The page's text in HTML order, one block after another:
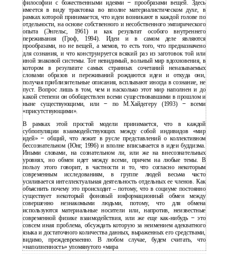
философии с божественными идеями−прообразами вещей. Здесь
имеется в виду трактовка во вполне материалистическом духе, в
рамках которой принимается, что идеи возникают в каждой голове по
отдельности, на основе собственного и несобственного эмпирического
опыта (Энгельс, 1961) и как результат особого внутреннего
переживания (Гроф, 1994). Идеи и в самом деле являются
прообразами, но не вещей, а мемов, то есть того, что предназначено
для сознания, и что конструируется всякий раз из заготовок той или
иной знаковой системы. Тот невидимый, вольный мир вдохновения, в
котором в результате самых странных сочетаний неназываемых
словами образов и переживаний рождаются идеи и откуда они,
получая приблизительные описания, всплывают иногда в сознание, не
пуст. Вопрос лишь в том, чем и насколько этот мир наполнен и до
какой степени он обобществлен всеми существовавшими в прошлом и
ныне существующими, или− по М.Хайдегеру (1993) −всеми
«присутствующими».
В рамках этой простой модели принимается, что в каждой
субпопуляции взаимодействующих между собой индивидов «мир
идей»−общий, что лежит в русле представлений о коллективном
бессознательном (Юнг, 1996) и вполне вписывается в идеи буддизма.
Иными словами, на сознательном ли, или же на внесознательных
уровнях, но обмен идет между всеми, причем на любые темы. В
пользу этого говорит, в частности и то, что согласно некоторым
современным исследованиям, в группе людей весьма часто
усиливается интеллектуальная деятельность отдельных ее членов. Как
объяснить почему это происходит – потому, что в социуме постоянно
существует некоторый фоновый информационный обмен между
совершенно незнакомыми людьми, потому, что для обмена
используются материальные носители или, напротив, неизвестные
современной физике взаимодействия, или же еще как-нибудь −это
совсем иная проблема, обсуждать которую за неимением адекватного
языка и достаточного количества данных, выраженных его средствами,
видимо, преждевременно. В любом случае, будем считать, что
«наполненность» упомянутого «мира